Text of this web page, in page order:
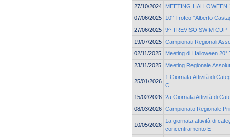
27/10/2024
MEETING HALLOWEEN
07/06/2025
10° Trofeo “Alberto
27/06/2025 9^ TREVISO SWIM CUP
19/07/2025 Campionati Regionali
02/11/2025
Meeting di Halloween
23/11/2025
Meeting Regionale
25/01/2026
1 Giornata Attività di
C
15/02/2026 2a Giornata Attività di
08/03/2026 Campionato Regionale
10/05/2026
1a giornata attività di
concentramento E